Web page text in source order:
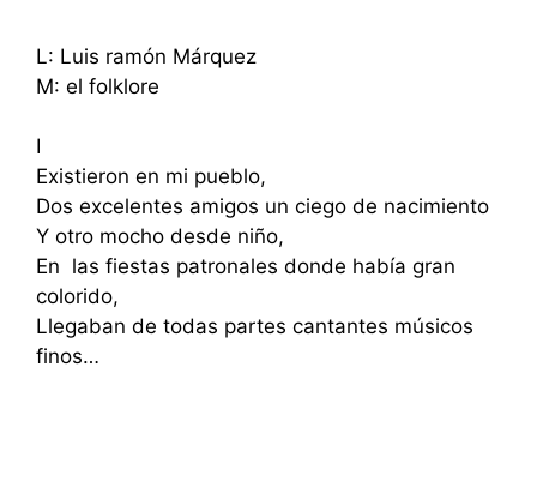
L: Luis ramón Márquez
M: el folklore
I
Existieron en mi pueblo,
Dos excelentes amigos un ciego de nacimiento
Y otro mocho desde niño,
En las fiestas patronales donde había gran
colorido,
Llegaban de todas partes cantantes músicos
finos…